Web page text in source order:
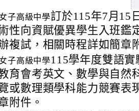
子高級中學訂於115年7月15
性向資賦優異學生入班鑑
複試，相關時程詳如簡章
子高級中學115學年度雙語
育會考英文、數學與自然
或數理類學科能力競賽表
附件。